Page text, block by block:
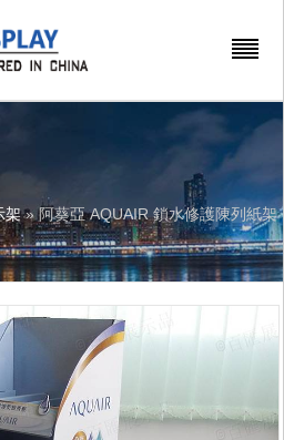
架» 阿葵亞 AQUAIR 鎖水修護陳列紙架